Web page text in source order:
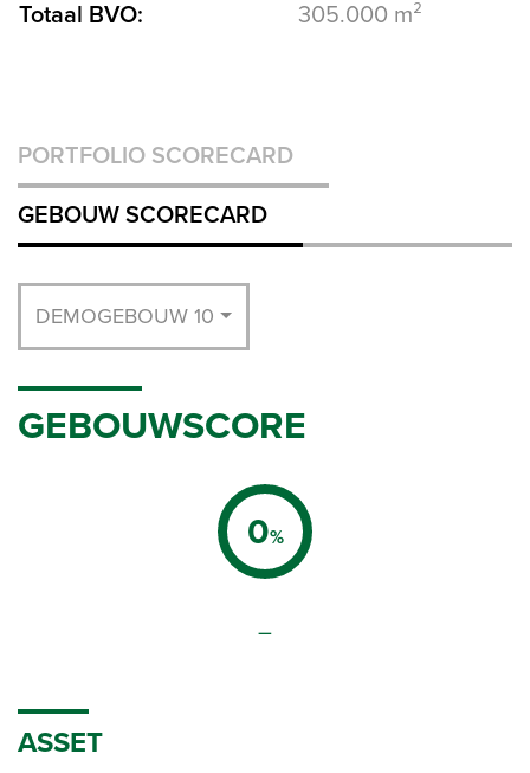
Totaal BVO:
305.000 m²
PORTFOLIO SCORECARD
GEBOUW SCORECARD
DEMOGEBOUW 10
GEBOUWSCORE
0%
–
ASSET